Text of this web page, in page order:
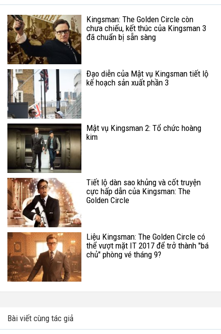
Kingsman: The Golden Circle còn
chưa chiếu, kết thúc của Kingsman 3
đã chuẩn bị sẵn sàng
Đạo diễn của Mật vụ Kingsman tiết lộ
kế hoạch sản xuất phần 3
Mật vụ Kingsman 2: Tổ chức hoàng
kim
Tiết lộ dàn sao khủng và cốt truyện
cực hấp dẫn của Kingsman: The
Golden Circle
Liệu Kingsman: The Golden Circle có
thể vượt mặt IT 2017 để trở thành "bá
chủ" phòng vé tháng 9?
Bài viết cùng tác giả